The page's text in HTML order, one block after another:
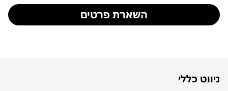
השארת פרטים
ניווט כללי